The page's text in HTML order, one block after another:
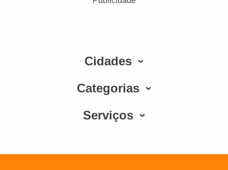
Cidades
Categorias
Serviços